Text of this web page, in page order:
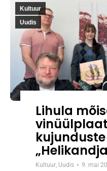
Kultuur
Uudis
Lihula
Kultuur, Uudis 9. mai